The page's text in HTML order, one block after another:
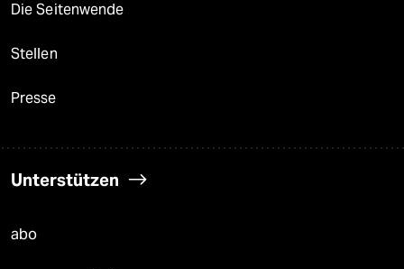
Die Seitenwende
Stellen
Presse
Unterstützen
abo